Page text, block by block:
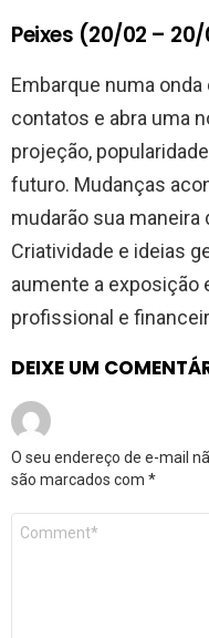
Peixes (20/02 –
Embarque numa
contatos e abra uma
projeção,
futuro. Mudanças
mudarão sua maneira
Criatividade e ideias
aumente a exposição
profissional e
DEIXE UM
O seu endereço de e-mail
são marcados com *
Comentário